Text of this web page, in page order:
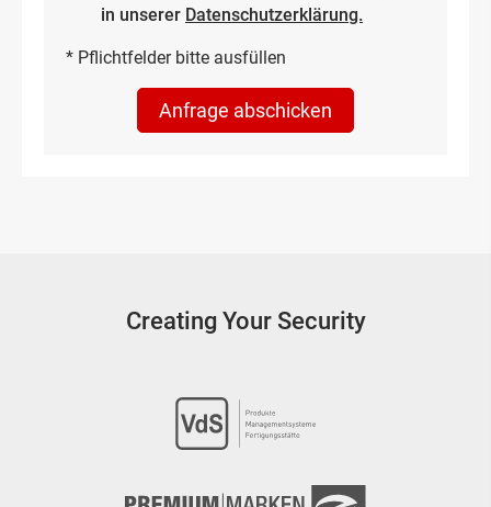
in unserer Datenschutzerklärung.
* Pflichtfelder bitte ausfüllen
Creating Your Security